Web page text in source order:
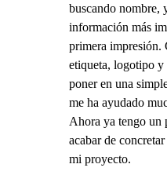
buscando nombre,
información más
primera impresión.
etiqueta, logotipo y
poner en una
me ha ayudado
Ahora ya tengo un
acabar de
mi proyecto.